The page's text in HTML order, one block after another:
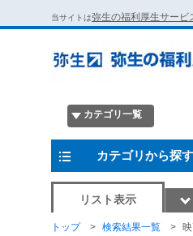
当サイトは弥生の福利厚生サー
カテゴリ一覧
カテゴリから探す
リスト表示
トップ 検索結果一覧